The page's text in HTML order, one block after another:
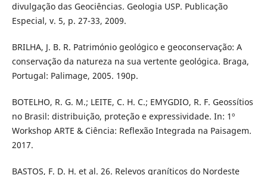
divulgação das Geociências. Geologia USP. Publicação
Especial, v. 5, p. 27-33, 2009.
BRILHA, J. B. R. Património geológico e geoconservação: A
conservação da natureza na sua vertente geológica. Braga,
Portugal: Palimage, 2005. 190p.
BOTELHO, R. G. M.; LEITE, C. H. C.; EMYGDIO, R. F. Geossítios
no Brasil: distribuição, proteção e expressividade. In: 1º
Workshop ARTE & Ciência: Reflexão Integrada na Paisagem.
2017.
BASTOS, F. D. H. et al. 26. Relevos graníticos do Nordeste